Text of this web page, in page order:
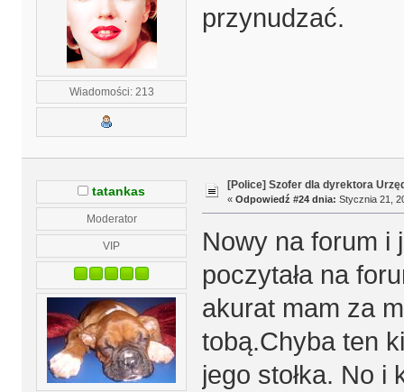
Wiadomości: 213
przynudzać.
tatankas
Moderator
VIP
[Police] Szofer dla dyrektora
« Odpowiedź #24 dnia: Stycznia 21,
Nowy na forum i
poczytała na
akurat mam za
tobą.Chyba ten
jego stołka. No